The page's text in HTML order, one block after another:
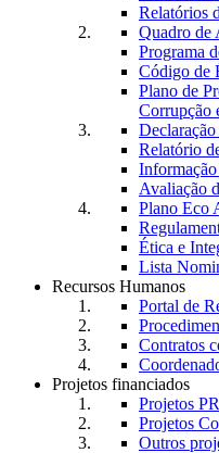
Relatórios
Quadro de
Programa
Código de
Plano de
Corrupção
Relatório
Avaliação
Plano Eco
Ética e
Lista
Recursos Humanos
Portal de
Contratos
Projetos financiados
Projetos
Projetos
Outros